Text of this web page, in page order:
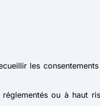
les
ou à haut